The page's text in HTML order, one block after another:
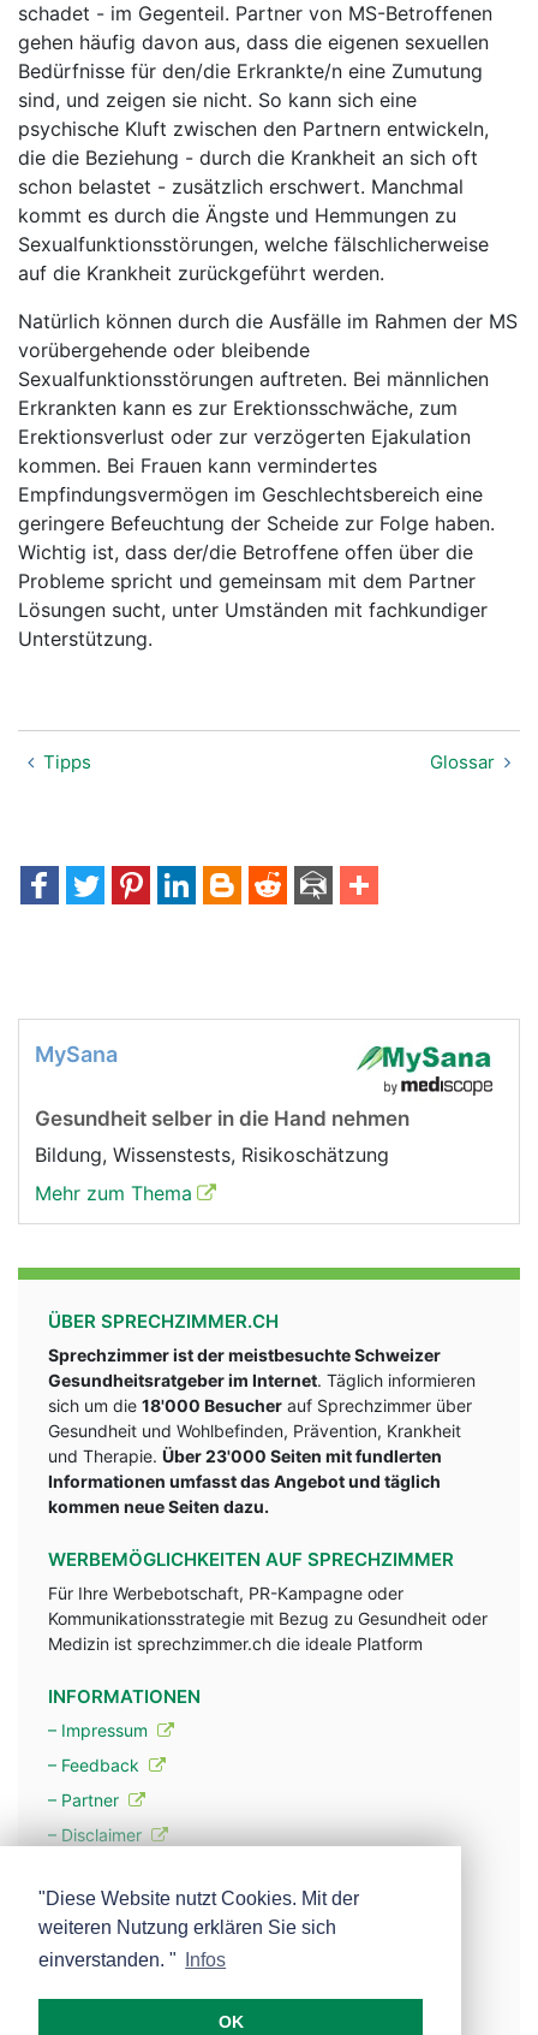
schadet - im Gegenteil. Partner von MS-Betroffenen
gehen häufig davon aus, dass die eigenen sexuellen
Bedürfnisse für den/die Erkrankte/n eine Zumutung
sind, und zeigen sie nicht. So kann sich eine
psychische Kluft zwischen den Partnern entwickeln,
die die Beziehung - durch die Krankheit an sich oft
schon belastet - zusätzlich erschwert. Manchmal
kommt es durch die Ängste und Hemmungen zu
Sexualfunktionsstörungen, welche fälschlicherweise
auf die Krankheit zurückgeführt werden.
Natürlich können durch die Ausfälle im Rahmen der MS
vorübergehende oder bleibende
Sexualfunktionsstörungen auftreten. Bei männlichen
Erkrankten kann es zur Erektionsschwäche, zum
Erektionsverlust oder zur verzögerten Ejakulation
kommen. Bei Frauen kann vermindertes
Empfindungsvermögen im Geschlechtsbereich eine
geringere Befeuchtung der Scheide zur Folge haben.
Wichtig ist, dass der/die Betroffene offen über die
Probleme spricht und gemeinsam mit dem Partner
Lösungen sucht, unter Umständen mit fachkundiger
Unterstützung.
Tipps Glossar
MySana
Gesundheit selber in die Hand nehmen
Bildung, Wissenstests, Risikoschätzung
Mehr zum Thema
ÜBER SPRECHZIMMER.CH
Sprechzimmer ist der meistbesuchte Schweizer
Gesundheitsratgeber im Internet. Täglich informieren
sich um die 18'000 Besucher auf Sprechzimmer über
Gesundheit und Wohlbefinden, Prävention, Krankheit
und Therapie. Über 23'000 Seiten mit fundlerten
Informationen umfasst das Angebot und täglich
kommen neue Seiten dazu.
WERBEMÖGLICHKEITEN AUF SPRECHZIMMER
Für Ihre Werbebotschaft, PR-Kampagne oder
Kommunikationsstrategie mit Bezug zu Gesundheit oder
Medizin ist sprechzimmer.ch die ideale Platform
INFORMATIONEN
– Impressum
– Feedback
– Partner
– Disclaimer
– Werbung
– Mehr über unsere Experten
"Diese Website nutzt Cookies. Mit der
weiteren Nutzung erklären Sie sich
einverstanden. "
Infos
OK